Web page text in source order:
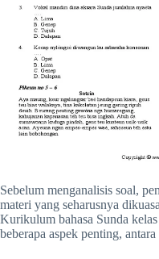
Sebelum menganalisis soal,
materi yang seharusnya
Kurikulum bahasa Sunda
beberapa aspek penting, antara